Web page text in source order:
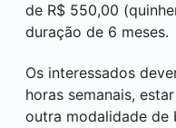
de R$ 550,00
duração de 6 meses.
Os interessados
horas semanais,
outra modalidade de